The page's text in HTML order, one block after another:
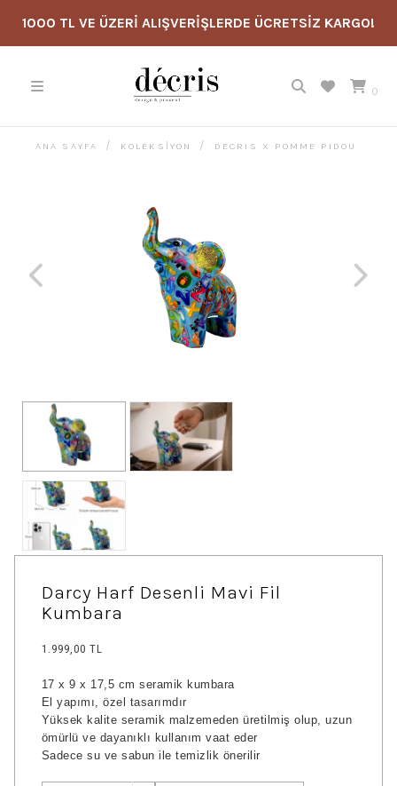
1000 TL VE ÜZERİ ALIŞVERİŞLERDE ÜCRETSİZ KARGO!
0
ANA SAYFA KOLEKSİYON DECRIS X POMME PIDOU
Darcy Harf Desenli Mavi Fil
Kumbara
1.999,00 TL
17 x 9 x 17,5 cm seramik kumbara
El yapımı, özel tasarımdır
Yüksek kalite seramik malzemeden üretilmiş olup, uzun
ömürlü ve dayanıklı kullanım vaat eder
Sadece su ve sabun ile temizlik önerilir